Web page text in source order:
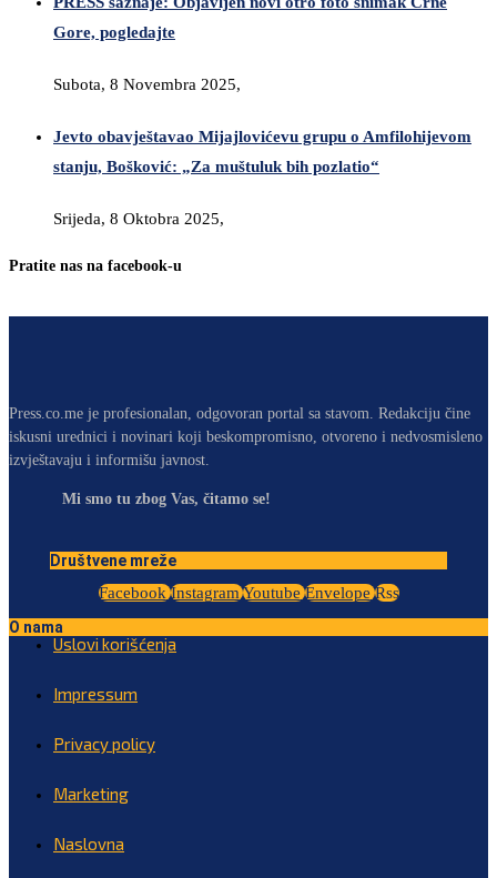
Gore, pogledajte
Subota, 8 Novembra 2025,
Jevto obavještavao Mijajlovićevu grupu o Amfilohijevom
stanju, Bošković: „Za muštuluk bih pozlatio“
Srijeda, 8 Oktobra 2025,
Pratite nas na facebook-u
Press.co.me je profesionalan, odgovoran portal sa stavom. Redakciju čine
iskusni urednici i novinari koji beskompromisno, otvoreno i nedvosmisleno
izvještavaju i informišu javnost.
Mi smo tu zbog Vas, čitamo se!
Društvene mreže
Facebook Instagram Youtube Envelope Rss
O nama
Uslovi korišćenja
Impressum
Privacy policy
Marketing
Naslovna